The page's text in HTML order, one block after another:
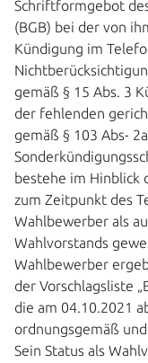
Schriftformgebot
(BGB) bei der von
Kündigung im
gemäß § 15 Abs. 3
der fehlenden
gemäß § 103 Abs-
bestehe im Hinblick
zum Zeitpunkt des
Wahlbewerber als
Wahlvorstands
Wahlbewerber
der Vorschlagsliste
die am 04.10.2021
ordnungsgemäß
Sein Status als